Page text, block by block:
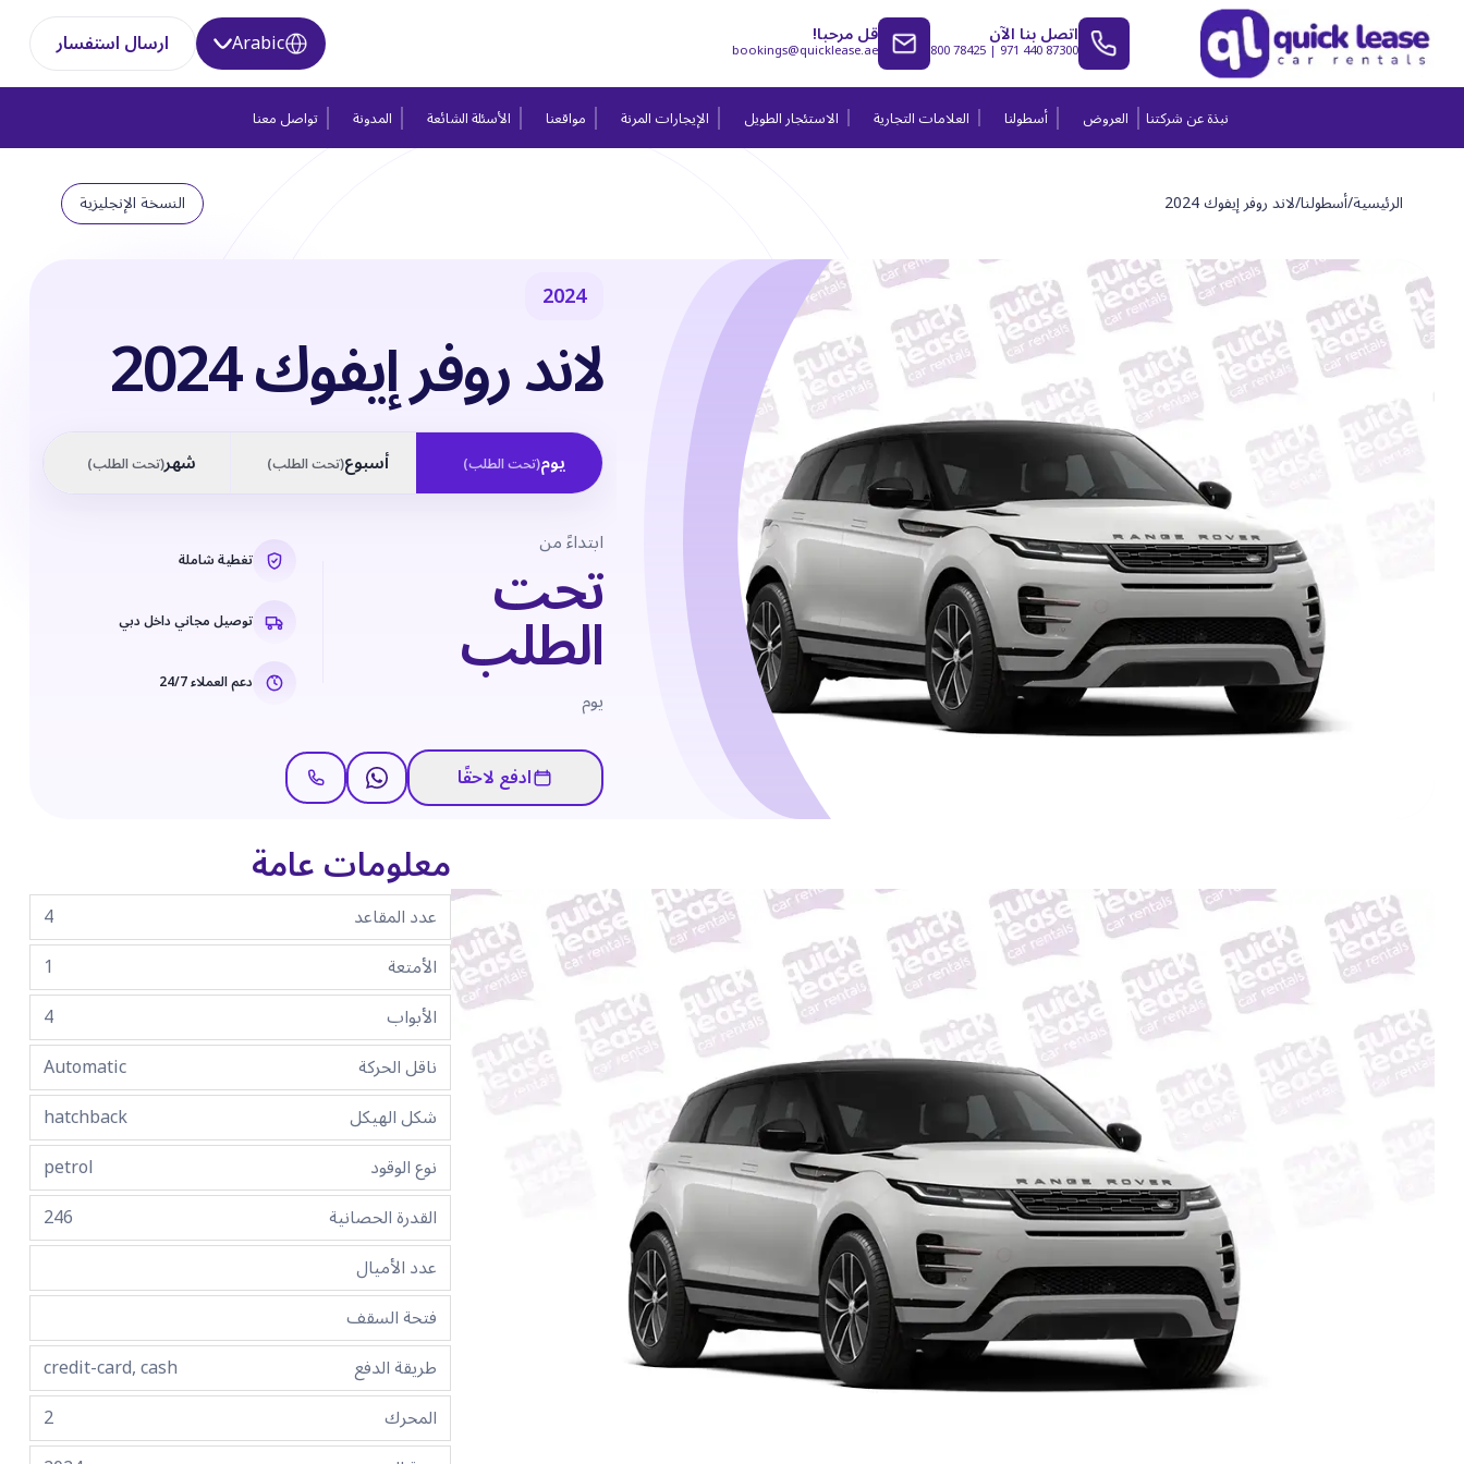
اتصل بنا الآن800 78425 |971 440 87300 قل مرحبا!
bookings@quicklease.ae
Arabic ارسال استفسار
نبذة عن شركتنا العروض أسطولنا العلامات التجارية الاستئجار الطويل الإيجارات المرنة مواقعنا الأسئلة الشائعة المدونة تواصل معنا
الرئيسية/أسطولنا/لاند روفر إيفوك 2024 النسخة الإنجليزية
2024
لاند روفر إيفوك 2024
يوم(تحت الطلب) أسبوع(تحت الطلب) شهر(تحت الطلب)
ابتداءً من
تحت
الطلب
يوم
تغطية شاملة
توصيل مجاني داخل دبي
دعم العملاء 24/7
ادفع لاحقًا
معلومات عامة
عدد المقاعد
4
الأمتعة
1
الأبواب
4
ناقل الحركة
Automatic
شكل الهيكل
hatchback
نوع الوقود
petrol
القدرة الحصانية
246
عدد الأميال
فتحة السقف
طريقة الدفع
credit-card, cash
المحرك
2